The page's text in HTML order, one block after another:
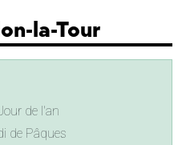
la-Tour
de l'an
de Pâques